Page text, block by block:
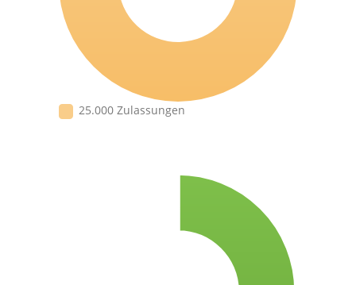
25.000 Zulassungen